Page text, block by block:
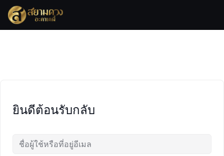
Skip
content
ยินดีต้อนรับกลับ